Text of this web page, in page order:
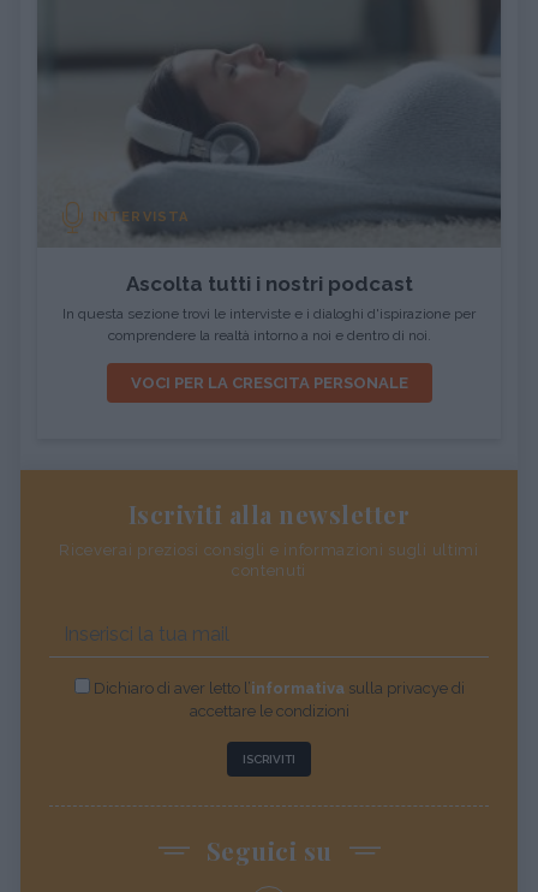
INTERVISTA
Ascolta tutti i nostri podcast
In questa sezione trovi le interviste e i dialoghi d'ispirazione per
comprendere la realtà intorno a noi e dentro di noi.
VOCI PER LA CRESCITA PERSONALE
Iscriviti alla newsletter
Riceverai preziosi consigli e informazioni sugli ultimi
contenuti
Dichiaro di aver letto l’informativa sulla privacye di
accettare le condizioni
ISCRIVITI
Seguici su